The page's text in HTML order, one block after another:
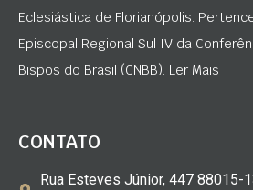
Eclesiástica de Florianópolis.
Episcopal Regional Sul IV da
Bispos do Brasil (CNBB). Ler Mais
CONTATO
Rua Esteves Júnior, 447 88015-